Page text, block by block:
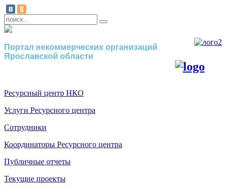
Портал некоммерческих организаций
Ярославской области
Ресурсный центр НКО
Услуги Ресурсного центра
Сотрудники
Координаторы Ресурсного центра
Публичные отчеты
Текущие проекты